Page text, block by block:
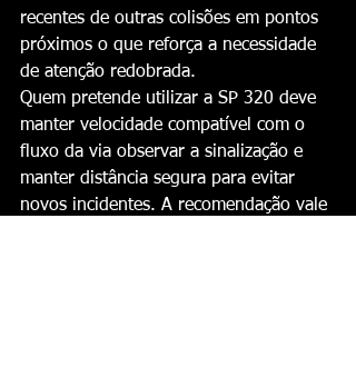
recentes de outras colisões em pontos
próximos o que reforça a necessidade
de atenção redobrada.
Quem pretende utilizar a SP 320 deve
manter velocidade compatível com o
fluxo da via observar a sinalização e
manter distância segura para evitar
novos incidentes. A recomendação vale